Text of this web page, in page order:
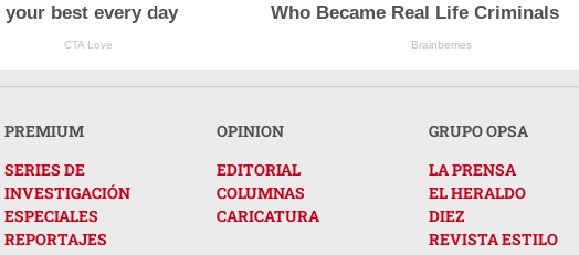
best every day
CTA Love
Who Became Real Life Criminals
Brainberries
PREMIUM
SERIES DE
INVESTIGACIÓN
ESPECIALES
REPORTAJES
OPINION
EDITORIAL
COLUMNAS
CARICATURA
GRUPO OPSA
LA PRENSA
EL HERALDO
DIEZ
REVISTA ESTILO